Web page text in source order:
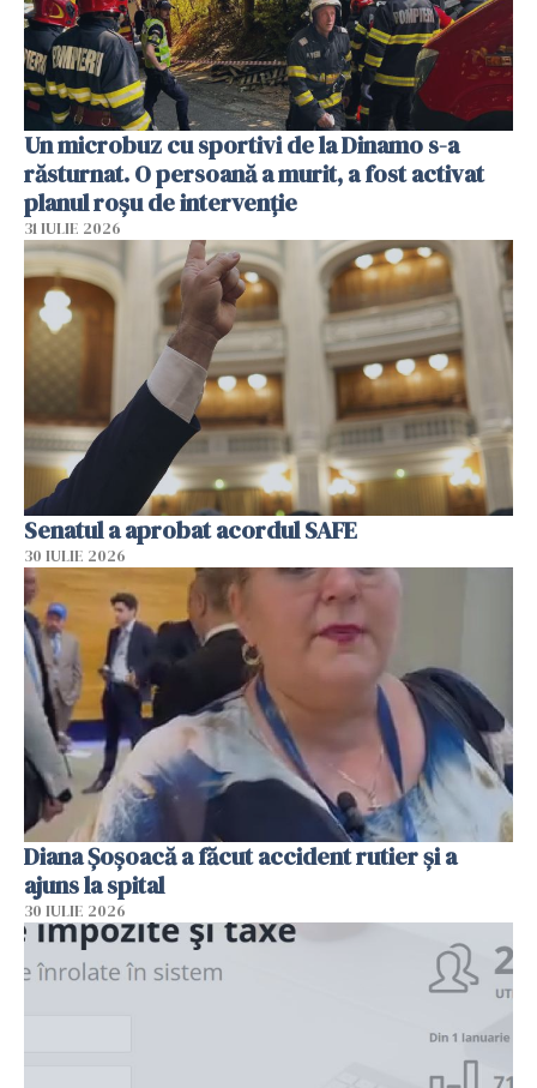
Un microbuz cu sportivi de la Dinamo s-a
răsturnat. O persoană a murit, a fost activat
planul roșu de intervenție
31 IULIE 2026
Senatul a aprobat acordul SAFE
30 IULIE 2026
Diana Șoșoacă a făcut accident rutier și a
ajuns la spital
30 IULIE 2026